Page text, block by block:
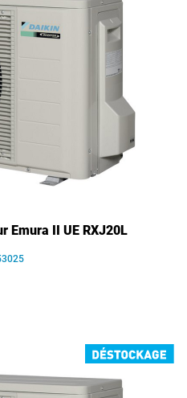
Emura II UE RXJ20L